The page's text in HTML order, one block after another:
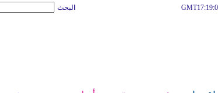
البحث